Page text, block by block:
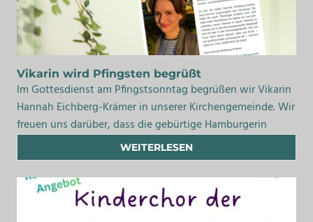
Vikarin wird Pfingsten begrüßt
Im Gottesdienst am Pfingstsonntag begrüßen wir Vikarin
Hannah Eichberg-Krämer in unserer Kirchengemeinde. Wir
freuen uns darüber, dass die gebürtige Hamburgerin
WEITERLESEN